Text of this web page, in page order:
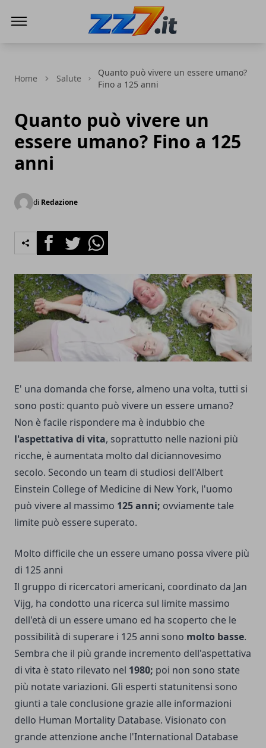
Home Salute
Quanto può vivere un essere umano?
Fino a 125 anni
Quanto può vivere un
essere umano? Fino a 125
anni
di Redazione
FacebookTwitterWhatsapp
E' una domanda che forse, almeno una volta, tutti si
sono posti: quanto può vivere un essere umano?
Non è facile rispondere ma è indubbio che
l'aspettativa di vita, soprattutto nelle nazioni più
ricche, è aumentata molto dal diciannovesimo
secolo. Secondo un team di studiosi dell'Albert
Einstein College of Medicine di New York, l'uomo
può vivere al massimo 125 anni; ovviamente tale
limite può essere superato.
Molto difficile che un essere umano possa vivere più
di 125 anni
Il gruppo di ricercatori americani, coordinato da Jan
Vijg, ha condotto una ricerca sul limite massimo
dell'età di un essere umano ed ha scoperto che le
possibilità di superare i 125 anni sono molto basse.
Sembra che il più grande incremento dell'aspettativa
di vita è stato rilevato nel 1980; poi non sono state
più notate variazioni. Gli esperti statunitensi sono
giunti a tale conclusione grazie alle informazioni
dello Human Mortality Database. Visionato con
grande attenzione anche l'International Database